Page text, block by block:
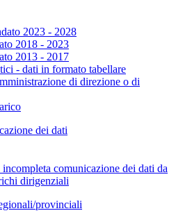
2023 - 2028
2018 - 2023
2013 - 2017
- dati in formato tabellare
di direzione o di
dei dati
comunicazione dei dati da
dirigenziali
provinciali